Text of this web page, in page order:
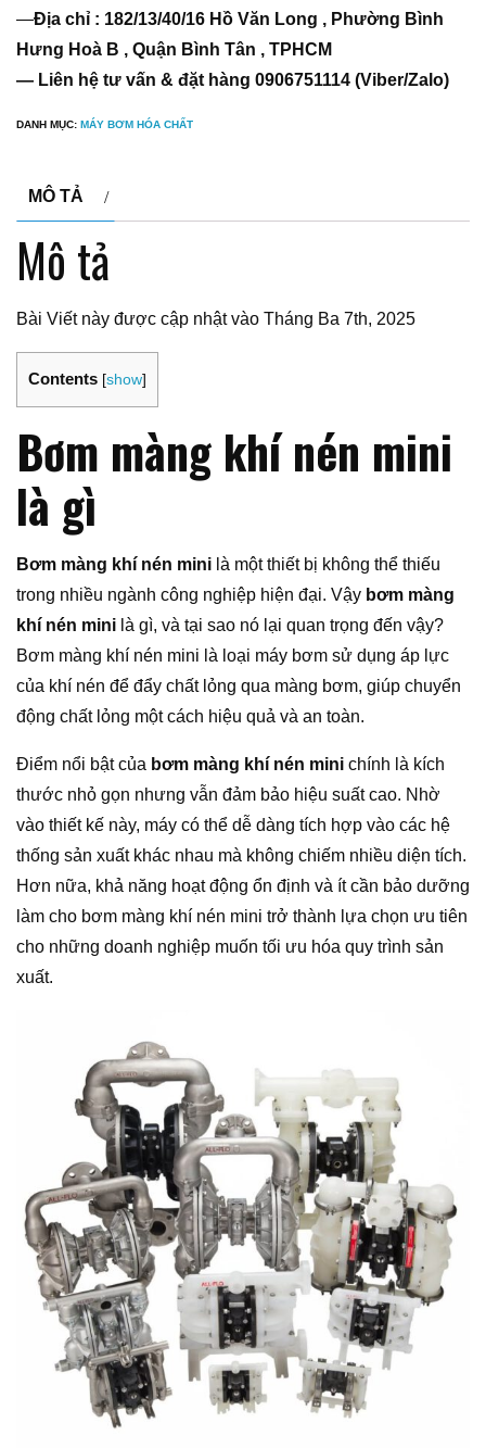
—Địa chỉ : 182/13/40/16 Hồ Văn Long , Phường Bình
Hưng Hoà B , Quận Bình Tân , TPHCM
— Liên hệ tư vấn & đặt hàng 0906751114 (Viber/Zalo)
DANH MỤC: MÁY BƠM HÓA CHẤT
MÔ TẢ
Mô tả
Bài Viết này được cập nhật vào Tháng Ba 7th, 2025
Contents [show]
Bơm màng khí nén mini
là gì
Bơm màng khí nén mini là một thiết bị không thể thiếu
trong nhiều ngành công nghiệp hiện đại. Vậy bơm màng
khí nén mini là gì, và tại sao nó lại quan trọng đến vậy?
Bơm màng khí nén mini là loại máy bơm sử dụng áp lực
của khí nén để đẩy chất lỏng qua màng bơm, giúp chuyển
động chất lỏng một cách hiệu quả và an toàn.
Điểm nổi bật của bơm màng khí nén mini chính là kích
thước nhỏ gọn nhưng vẫn đảm bảo hiệu suất cao. Nhờ
vào thiết kế này, máy có thể dễ dàng tích hợp vào các hệ
thống sản xuất khác nhau mà không chiếm nhiều diện tích.
Hơn nữa, khả năng hoạt động ổn định và ít cần bảo dưỡng
làm cho bơm màng khí nén mini trở thành lựa chọn ưu tiên
cho những doanh nghiệp muốn tối ưu hóa quy trình sản
xuất.